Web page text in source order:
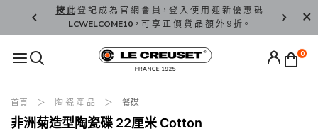
按 此登 記 成 為 官 網 會 員，登 入 使 用 迎 新 優 惠 碼
LCWELCOME10，可 享 正 價 貨 品 額 外 9 折。
香 港 / 澳
0
首頁 陶 瓷 產 品 餐碟
非洲菊造型陶瓷碟 22厘米 Cotton